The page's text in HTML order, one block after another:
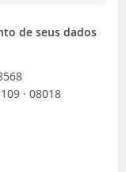
de seus dados
· 08018